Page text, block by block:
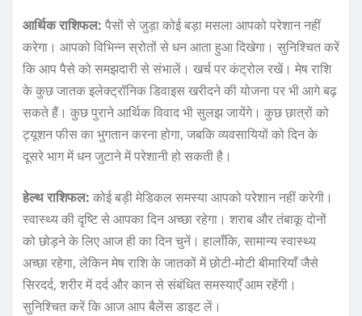
आर्थिक राशिफल: पैसों से जुड़ा कोई बड़ा मसला आपको परेशान नहीं
करेगा। आपको विभिन्न स्रोतों से धन आता हुआ दिखेगा। सुनिश्चित करें
कि आप पैसे को समझदारी से संभालें। खर्च पर कंट्रोल रखें। मेष राशि
के कुछ जातक इलेक्ट्रॉनिक डिवाइस खरीदने की योजना पर भी आगे बढ़
सकते हैं। कुछ पुराने आर्थिक विवाद भी सुलझ जायेंगे। कुछ छात्रों को
ट्यूशन फीस का भुगतान करना होगा, जबकि व्यवसायियों को दिन के
दूसरे भाग में धन जुटाने में परेशानी हो सकती है।
हेल्थ राशिफल: कोई बड़ी मेडिकल समस्या आपको परेशान नहीं करेगी।
स्वास्थ्य की दृष्टि से आपका दिन अच्छा रहेगा। शराब और तंबाकू दोनों
को छोड़ने के लिए आज ही का दिन चुनें। हालाँकि, सामान्य स्वास्थ्य
अच्छा रहेगा, लेकिन मेष राशि के जातकों में छोटी-मोटी बीमारियाँ जैसे
सिरदर्द, शरीर में दर्द और कान से संबंधित समस्याएँ आम रहेंगी।
सुनिश्चित करें कि आज आप बैलेंस डाइट लें।